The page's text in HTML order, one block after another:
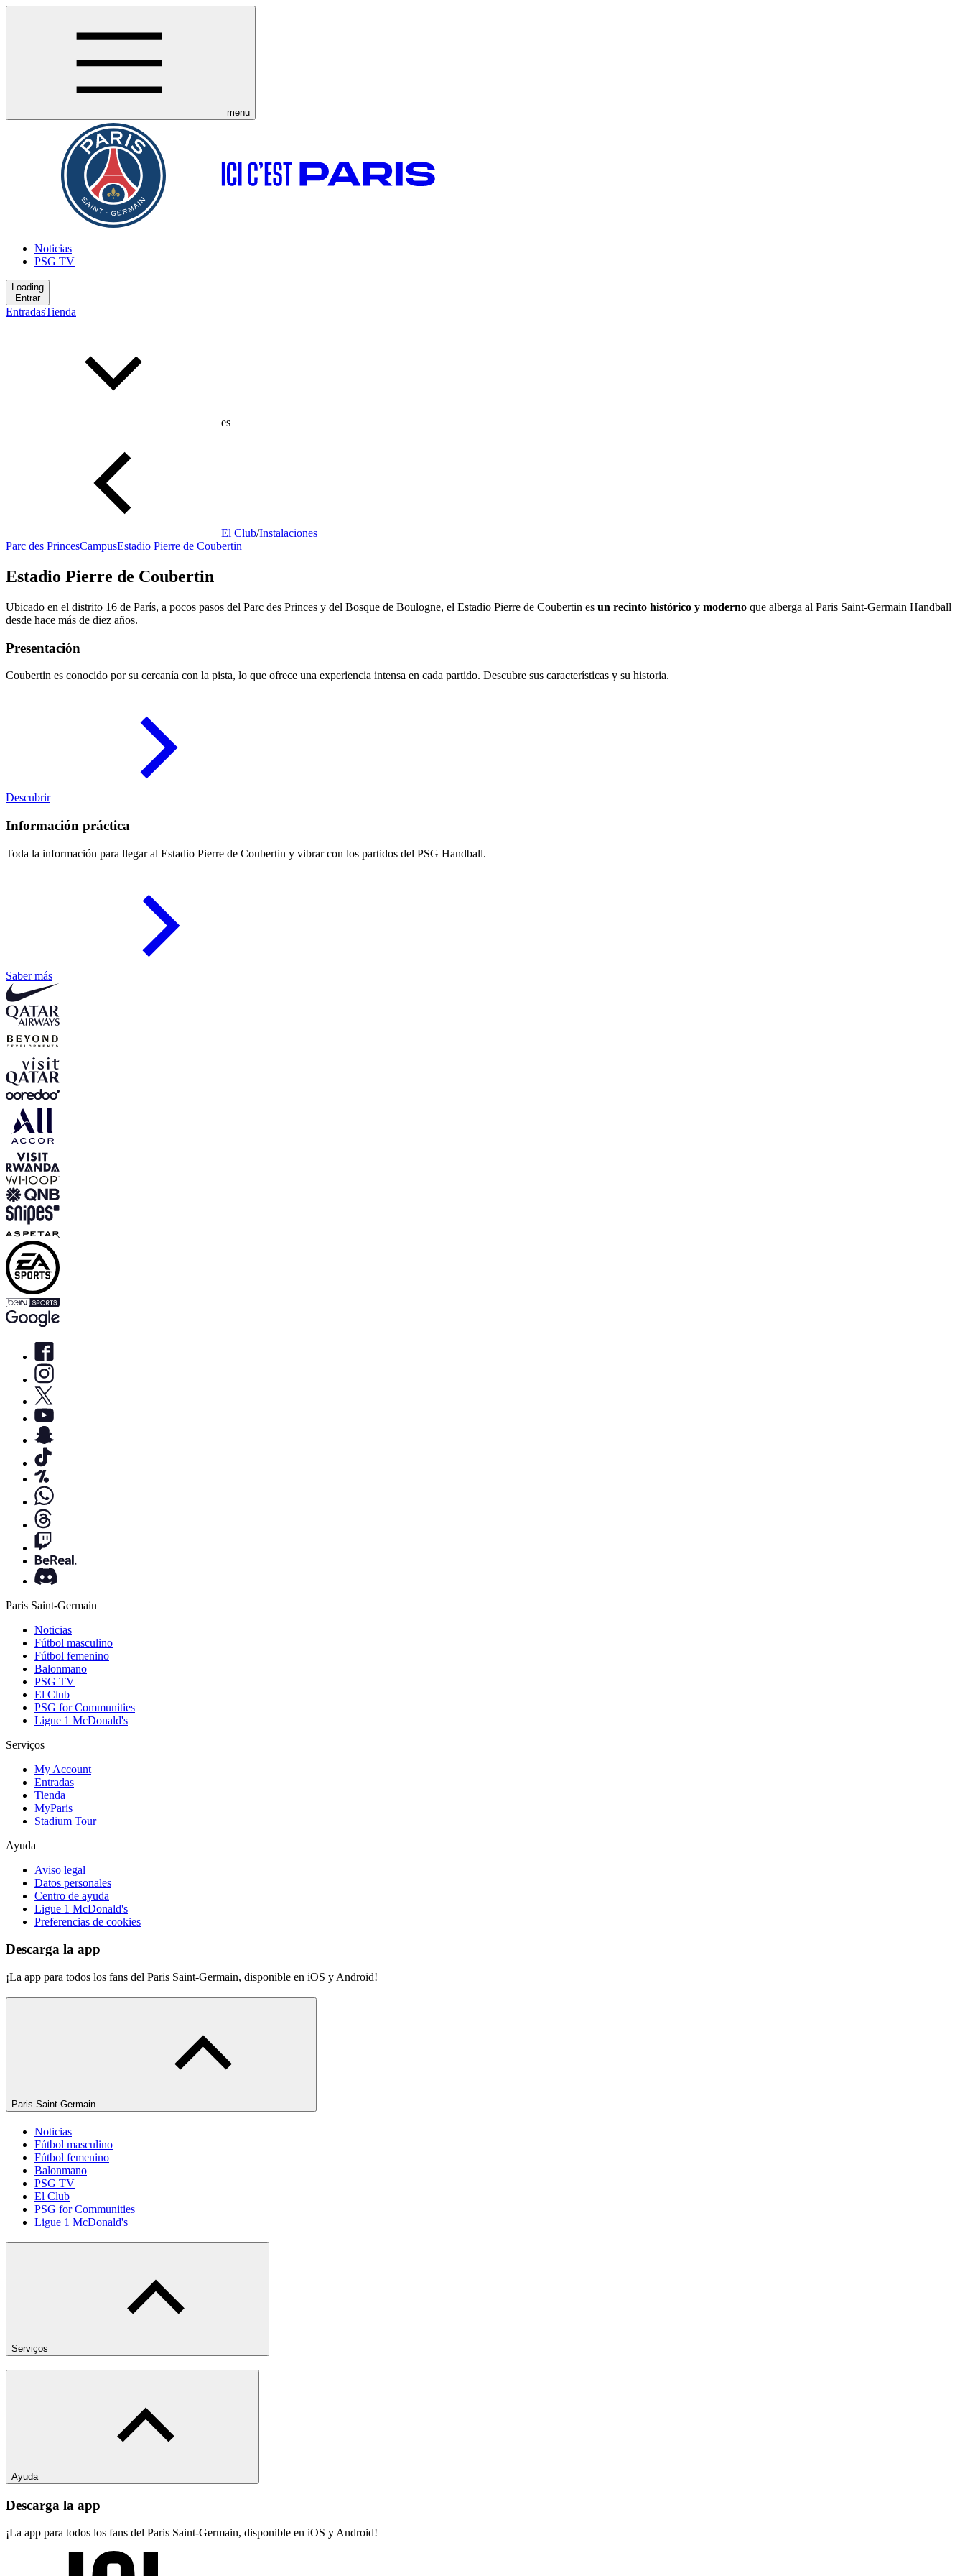
menu
Noticias
PSG TV
Loading
Entrar
EntradasTienda
es
El Club/Instalaciones
Parc des PrincesCampusEstadio Pierre de Coubertin
Estadio Pierre de Coubertin
Ubicado en el distrito 16 de París, a pocos pasos del Parc des Princes y del Bosque de Boulogne, el Estadio Pierre de Coubertin es un recinto histórico y moderno que alberga al Paris Saint-Germain Handball
desde hace más de diez años.
Presentación
Coubertin es conocido por su cercanía con la pista, lo que ofrece una experiencia intensa en cada partido. Descubre sus características y su historia.
Descubrir
Información práctica
Toda la información para llegar al Estadio Pierre de Coubertin y vibrar con los partidos del PSG Handball.
Saber más
Paris Saint-Germain
Noticias
Fútbol masculino
Fútbol femenino
Balonmano
PSG TV
El Club
PSG for Communities
Ligue 1 McDonald's
Serviços
My Account
Entradas
Tienda
MyParis
Stadium Tour
Ayuda
Aviso legal
Datos personales
Centro de ayuda
Ligue 1 McDonald's
Preferencias de cookies
Descarga la app
¡La app para todos los fans del Paris Saint-Germain, disponible en iOS y Android!
Paris Saint-Germain
Noticias
Fútbol masculino
Fútbol femenino
Balonmano
PSG TV
El Club
PSG for Communities
Ligue 1 McDonald's
Serviços
Ayuda
Descarga la app
¡La app para todos los fans del Paris Saint-Germain, disponible en iOS y Android!